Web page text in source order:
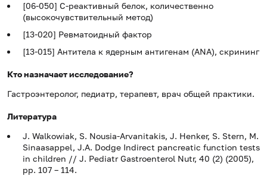
[06-050] С-реактивный белок, количественно
(высокочувствительный метод)
[13-020] Ревматоидный фактор
[13-015] Антитела к ядерным антигенам (ANA), скрининг
Кто назначает исследование?
Гастроэнтеролог, педиатр, терапевт, врач общей практики.
Литература
J. Walkowiak, S. Nousia-Arvanitakis, J. Henker, S. Stern, M.
Sinaasappel, J.A. Dodge Indirect pancreatic function tests
in children // J. Pediatr Gastroenterol Nutr, 40 (2) (2005),
pp. 107 – 114.